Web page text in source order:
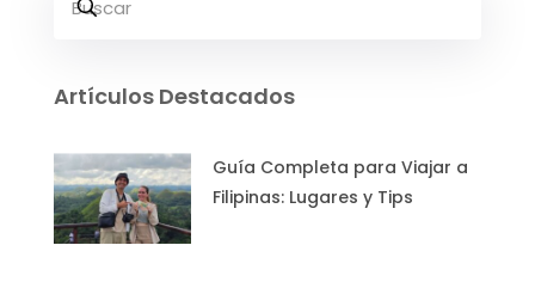
Artículos Destacados
Guía Completa para Viajar a
Filipinas: Lugares y Tips